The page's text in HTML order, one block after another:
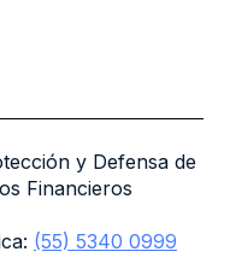
y Defensa de
Financieros
(55) 5340 0999